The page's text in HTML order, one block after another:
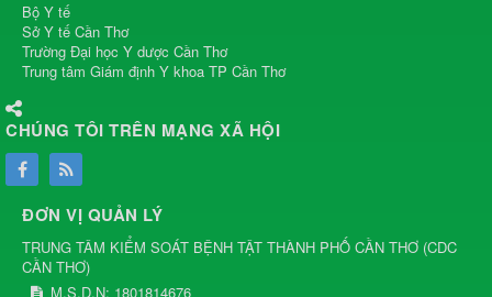
Bộ Y tế
Sở Y tế Cần Thơ
Trường Đại học Y dược Cần Thơ
Trung tâm Giám định Y khoa TP Cần Thơ
CHÚNG TÔI TRÊN MẠNG XÃ HỘI
ĐƠN VỊ QUẢN LÝ
TRUNG TÂM KIỂM SOÁT BỆNH TẬT THÀNH PHỐ CẦN THƠ (CDC
CẦN THƠ)
M.S.D.N: 1801814676